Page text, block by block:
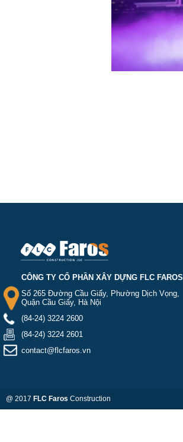
CÔNG TY CỔ PHẦN XÂY DỰNG FLC FAROS
Số 265 Đường Cầu Giấy, Phường Dịch Vọng,
Quận Cầu Giấy, Hà Nội
(84-24) 3224 2600
(84-24) 3224 2601
contact@flcfaros.vn
@ 2017 FLC Faros Construction